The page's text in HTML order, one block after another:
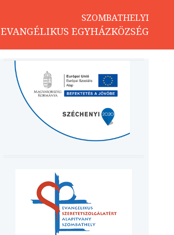
SZOMBATHELYI
EVANGÉLIKUS EGYHÁZKÖZSÉG